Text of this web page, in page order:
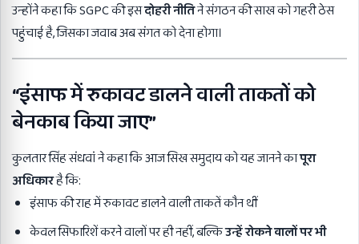
उन्होंने कहा कि SGPC की इसदोहरी नीतिने संगठन की साख को गहरी ठेस
पहुंचाई है, जिसका जवाब अब संगत को देना होगा।
“इंसाफ में रुकावट डालने वाली ताकतों को
बेनकाब किया जाए”
कुलतार सिंह संधवां ने कहा कि आज सिख समुदाय को यह जानने कापूरा
अधिकारहै कि:
इंसाफ की राह में रुकावट डालने वाली ताकतें कौन थीं
केवल सिफारिशें करने वालों पर ही नहीं, बल्किउन्हें रोकने वालों पर भी